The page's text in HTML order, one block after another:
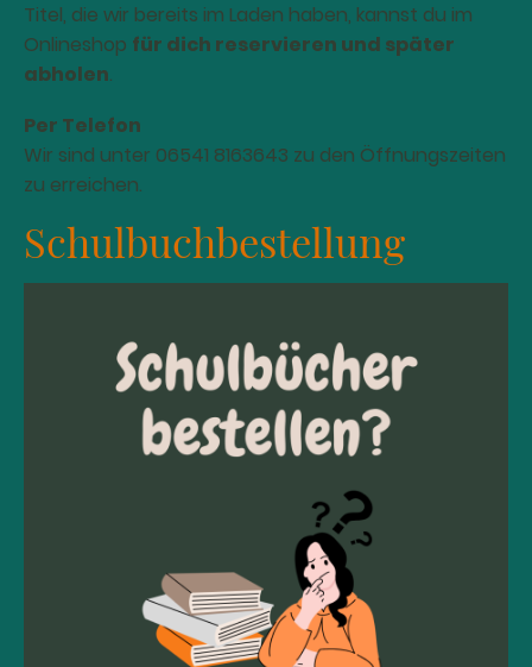
Titel, die wir bereits im Laden haben, kannst du im
Onlineshop für dich reservieren und später
abholen.
Per Telefon
Wir sind unter 06541 8163643 zu den Öffnungszeiten
zu erreichen.
Schulbuchbestellung